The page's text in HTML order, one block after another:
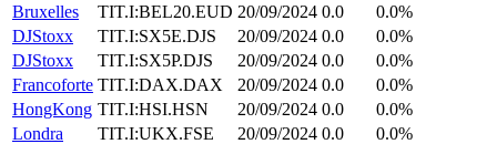
Bruxelles
TIT.I:BEL20.EUD 20/09/2024 0.0
0.0%
DJStoxx
TIT.I:SX5E.DJS 20/09/2024 0.0
0.0%
DJStoxx
TIT.I:SX5P.DJS 20/09/2024 0.0
0.0%
Francoforte TIT.I:DAX.DAX 20/09/2024 0.0
0.0%
HongKong TIT.I:HSI.HSN 20/09/2024 0.0
0.0%
Londra
TIT.I:UKX.FSE 20/09/2024 0.0
0.0%